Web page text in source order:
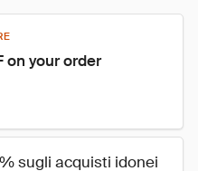
on your order
sugli acquisti idonei